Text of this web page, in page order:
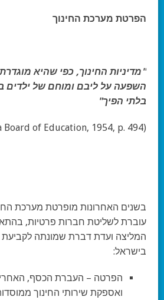
הפרטת מערכת החינוך
"מדיניות החינוך, כפי שהיא
השפעה על ליבם ומוחם של ילדים
בלתי הפיך"
(Brown v. Topeka Board of Education, 1954, p. 494)
בשנים האחרונות מופרטת מערכת
עוברת לשליטת חברות פרטיות,
המליצה ועדת דברת שמונתה לקביעת
בישראל:
הפרטה – העברת הכסף,
ואספקת שירותי החינוך